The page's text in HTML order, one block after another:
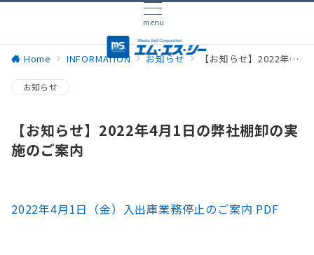
menu
Home INFORMATION お知らせ 【お知らせ】2022年4月1日の弊社棚卸の実施のご案内
お知らせ
【お知らせ】2022年4月1日の弊社棚卸の実
施のご案内
2022年4月1日（金）入出庫業務停止のご案内 PDF